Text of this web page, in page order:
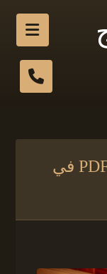
نموذج وثيقة عقد زواج PDF في